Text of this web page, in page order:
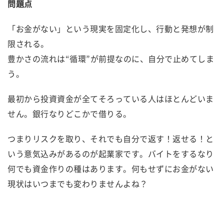
問題点
「お金がない」という現実を固定化し、行動と発想が制
限される。
豊かさの流れは“循環”が前提なのに、自分で止めてしま
う。
最初から投資資金が全てそろっている人はほとんどいま
せん。銀行なりどこかで借りる。
つまりリスクを取り、それでも自分で返す！返せる！と
いう意気込みがあるのが起業家です。バイトをするなり
何でも資金作りの種はあります。何もせずにお金がない
現状はいつまでも変わりませんよね？